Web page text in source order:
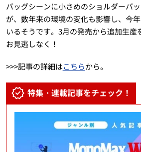
バッグシーンに小さめのショルダーバ
が、数年来の環境の変化も影響し、今
いるそうです。3月の発売から追加生産
お見逃しなく！
>>>記事の詳細はこちらから。
特集・連載記事をチェック！